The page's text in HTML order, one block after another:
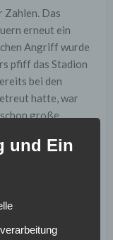
Zahlen. Das
erneut ein
Angriff wurde
pfiff das Stadion
bei den
hatte, war
große
nicht als
darin liegt
und Ein